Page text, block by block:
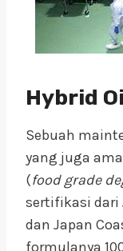
Hybrid
Sebuah
yang juga
(food grade
sertifikasi dari
dan Japan
formulanya